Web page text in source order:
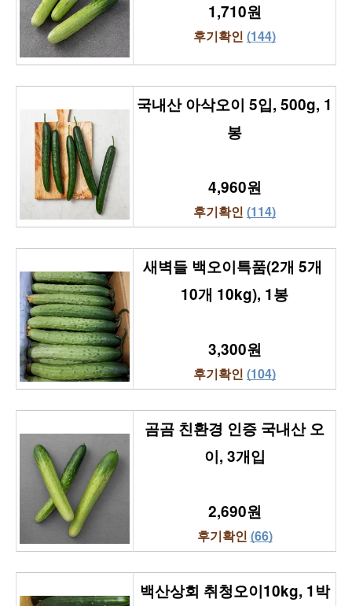
1,710원
후기확인 (144)
국내산 아삭오이 5입, 500g, 1
봉
4,960원
후기확인 (114)
새벽들 백오이특품(2개 5개
10개 10kg), 1봉
3,300원
후기확인 (104)
곰곰 친환경 인증 국내산 오
이, 3개입
2,690원
후기확인 (66)
백산상회 취청오이10kg, 1박